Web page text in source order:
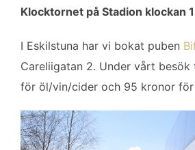
Klocktornet på Stadion klockan
I Eskilstuna har vi bokat puben
Careliigatan 2. Under vårt
för öl/vin/cider och 95 kronor